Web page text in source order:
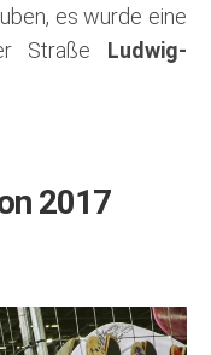
es wurde eine
Straße Ludwig-
2017